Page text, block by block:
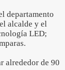
departamento
alcalde y el
LED;
alrededor de 90